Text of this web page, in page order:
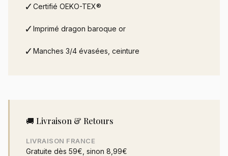
✓Certifié OEKO-TEX®
✓Imprimé dragon baroque or
✓Manches 3/4 évasées, ceinture
🚚 Livraison & Retours
LIVRAISON FRANCE
Gratuite dès 59€, sinon 8,99€